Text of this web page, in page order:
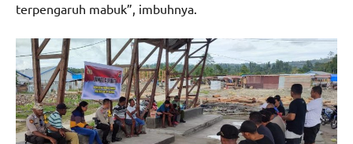
terpengaruh mabuk”, imbuhnya.